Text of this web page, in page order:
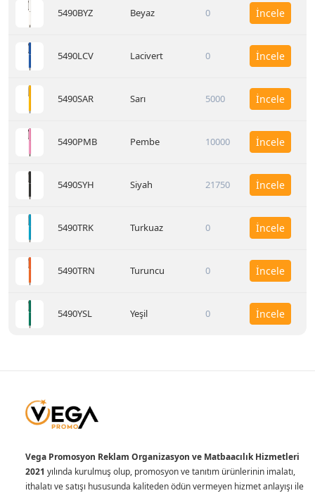
5490BYZ Beyaz 0 İncele
5490LCV Lacivert 0 İncele
5490SAR Sarı 5000 İncele
5490PMB Pembe 10000 İncele
5490SYH Siyah 21750 İncele
5490TRK Turkuaz 0 İncele
5490TRN Turuncu 0 İncele
5490YSL Yeşil 0 İncele
Vega Promosyon Reklam Organizasyon ve Matbaacılık Hizmetleri
2021 yılında kurulmuş olup, promosyon ve tanıtım ürünlerinin imalatı,
ithalatı ve satışı hususunda kaliteden ödün vermeyen hizmet anlayışı ile